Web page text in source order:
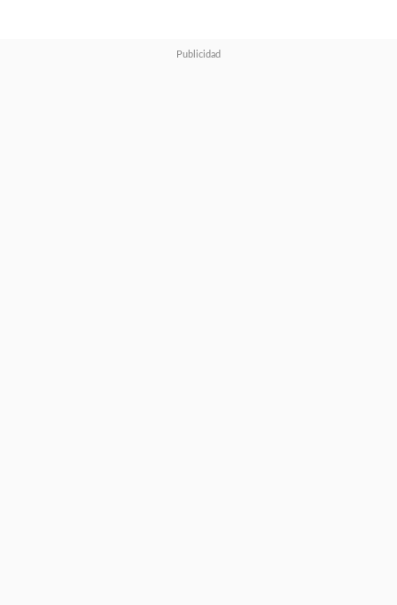
bueno del ser humano y, lo más